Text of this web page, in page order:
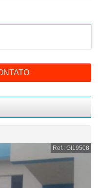
Ref.: GI19508